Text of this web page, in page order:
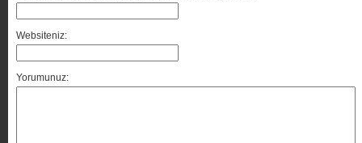
Websiteniz:
Yorumunuz: